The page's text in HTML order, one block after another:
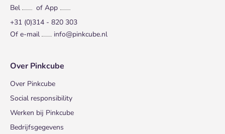
Bel
of App
+31 (0)314 - 820 303
Of e-mail
info@pinkcube.nl
Over Pinkcube
Over Pinkcube
Social responsibility
Werken bij Pinkcube
Bedrijfsgegevens